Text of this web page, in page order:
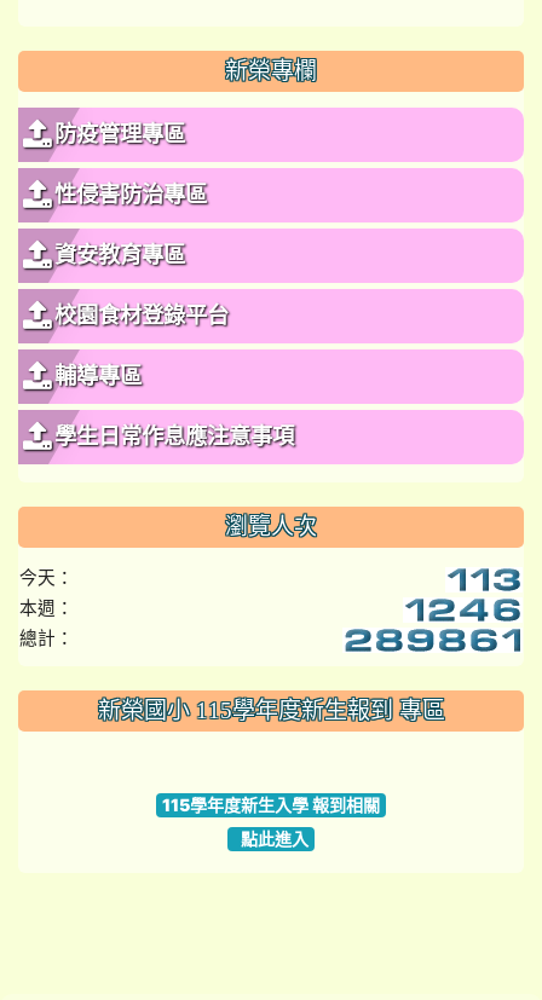
新榮專欄
防疫管理專區
性侵害防治專區
資安教育專區
校園食材登錄平台
輔導專區
學生日常作息應注意事項
瀏覽人次
今天：
本週：
總計：
::: 新榮國小 115學年度新生報到 專區
115學年度新生入學 報到相關
點此進入